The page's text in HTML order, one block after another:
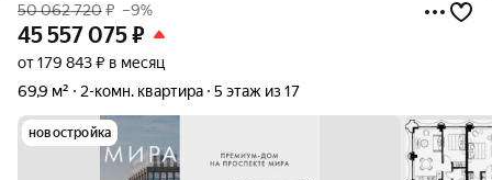
50 062 720₽ –9%
45 557 075₽
от 179 843 ₽ в месяц
69,9 м²
2-комн. квартира 5 этаж из 17
новостройка